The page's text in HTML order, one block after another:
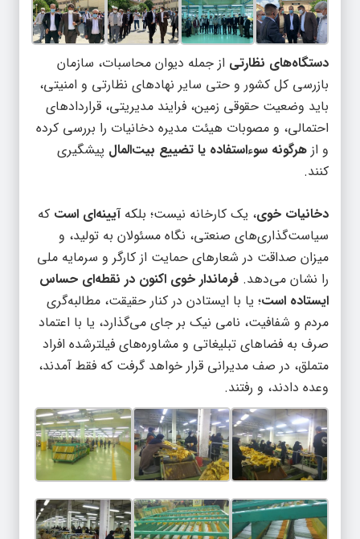
دستگاه‌های نظارتی از جمله دیوان محاسبات، سازمان
بازرسی کل کشور و حتی سایر نهادهای نظارتی و امنیتی،
باید وضعیت حقوقی زمین، فرایند مدیریتی، قراردادهای
احتمالی، و مصوبات هیئت مدیره دخانیات را بررسی کرده
و از هرگونه سوءاستفاده یا تضییع بیت‌المال پیشگیری
کنند.
دخانیات خوی، یک کارخانه نیست؛ بلکهآیینه‌ای است که
سیاست‌گذاری‌های صنعتی، نگاه مسئولان به تولید، و
میزان صداقت در شعارهای حمایت از کارگر و سرمایه ملی
را نشان می‌دهد. فرماندار خوی اکنون در نقطه‌ای حساس
ایستاده است؛ یا با ایستادن در کنار حقیقت، مطالبه‌گری
مردم و شفافیت، نامی نیک بر جای می‌گذارد، یا با اعتماد
صرف به فضاهای تبلیغاتی و مشاوره‌های فیلترشده افراد
متملق، در صف مدیرانی قرار خواهد گرفت که فقط آمدند،
وعده دادند، و رفتند.